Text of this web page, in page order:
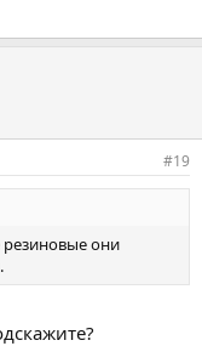
#19
резиновые они